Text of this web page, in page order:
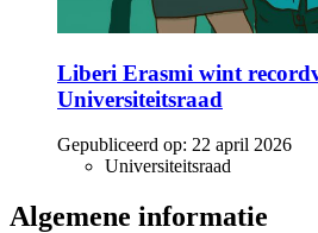
Liberi Erasmi wint
Universiteitsraad
Gepubliceerd op: 22 april 2026
Universiteitsraad
Algemene informatie